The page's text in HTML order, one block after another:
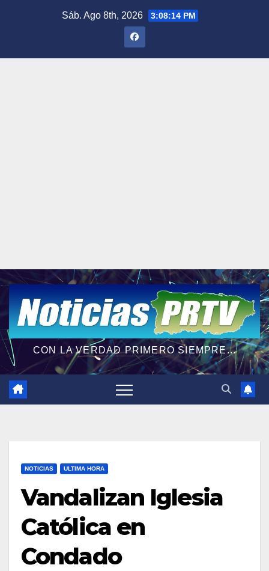
Sáb. Ago 8th, 2026 3:08:15 PM
CON LA VERDAD PRIMERO SIEMPRE...
NOTICIAS ULTIMA HORA
Vandalizan Iglesia
Católica en
Condado